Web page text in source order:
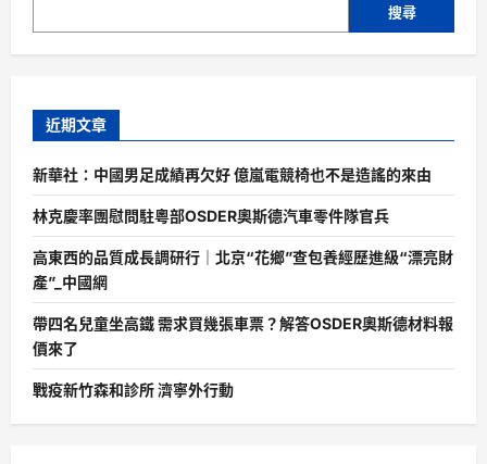
搜尋
近期文章
新華社：中國男足成績再欠好 億嵐電競椅也不是造謠的來由
林克慶率團慰問駐粵部OSDER奧斯德汽車零件隊官兵
高東西的品質成長調研行｜北京“花鄉”查包養經歷進級“漂亮財
產”_中國網
帶四名兒童坐高鐵 需求買幾張車票？解答OSDER奧斯德材料報
價來了
戰疫新竹森和診所 濟寧外行動